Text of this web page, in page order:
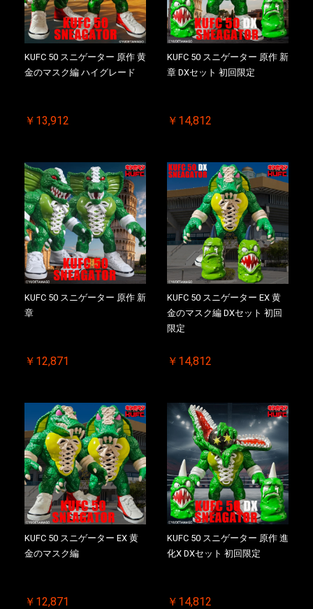
KUFC 50 スニゲーター 原作 黄
金のマスク編 ハイグレード
￥13,912
KUFC 50 スニゲーター 原作 新
章 DXセット 初回限定
￥14,812
KUFC 50 スニゲーター 原作 新
章
￥12,871
KUFC 50 スニゲーター EX 黄
金のマスク編 DXセット 初回
限定
￥14,812
KUFC 50 スニゲーター EX 黄
金のマスク編
￥12,871
KUFC 50 スニゲーター 原作 進
化X DXセット 初回限定
￥14,812